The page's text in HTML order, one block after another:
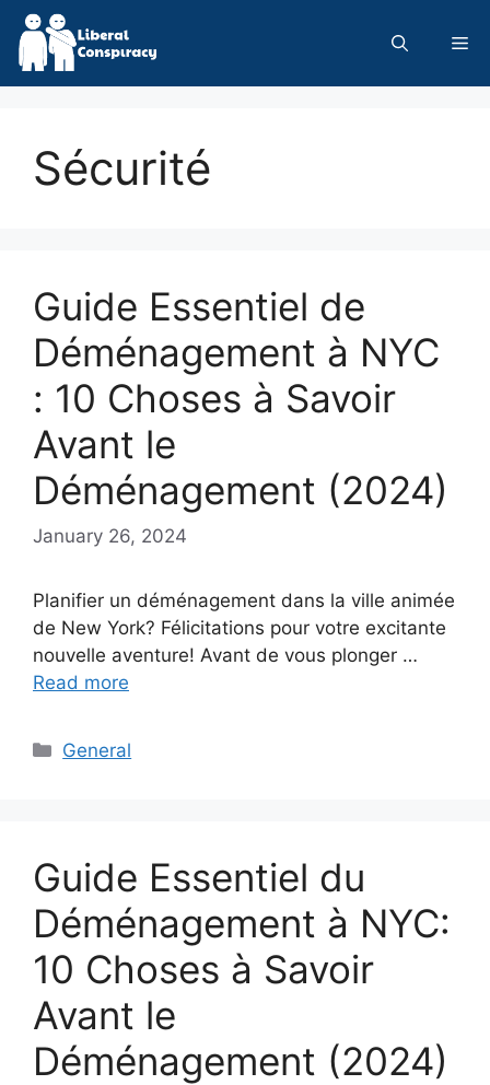
Skip
content
Sécurité
Guide Essentiel de
Déménagement à NYC
: 10 Choses à Savoir
Avant le
Déménagement (2024)
January 26, 2024
Planifier un déménagement dans la ville animée
de New York? Félicitations pour votre excitante
nouvelle aventure! Avant de vous plonger …
Read more
Categories
General
Guide Essentiel du
Déménagement à NYC:
10 Choses à Savoir
Avant le
Déménagement (2024)